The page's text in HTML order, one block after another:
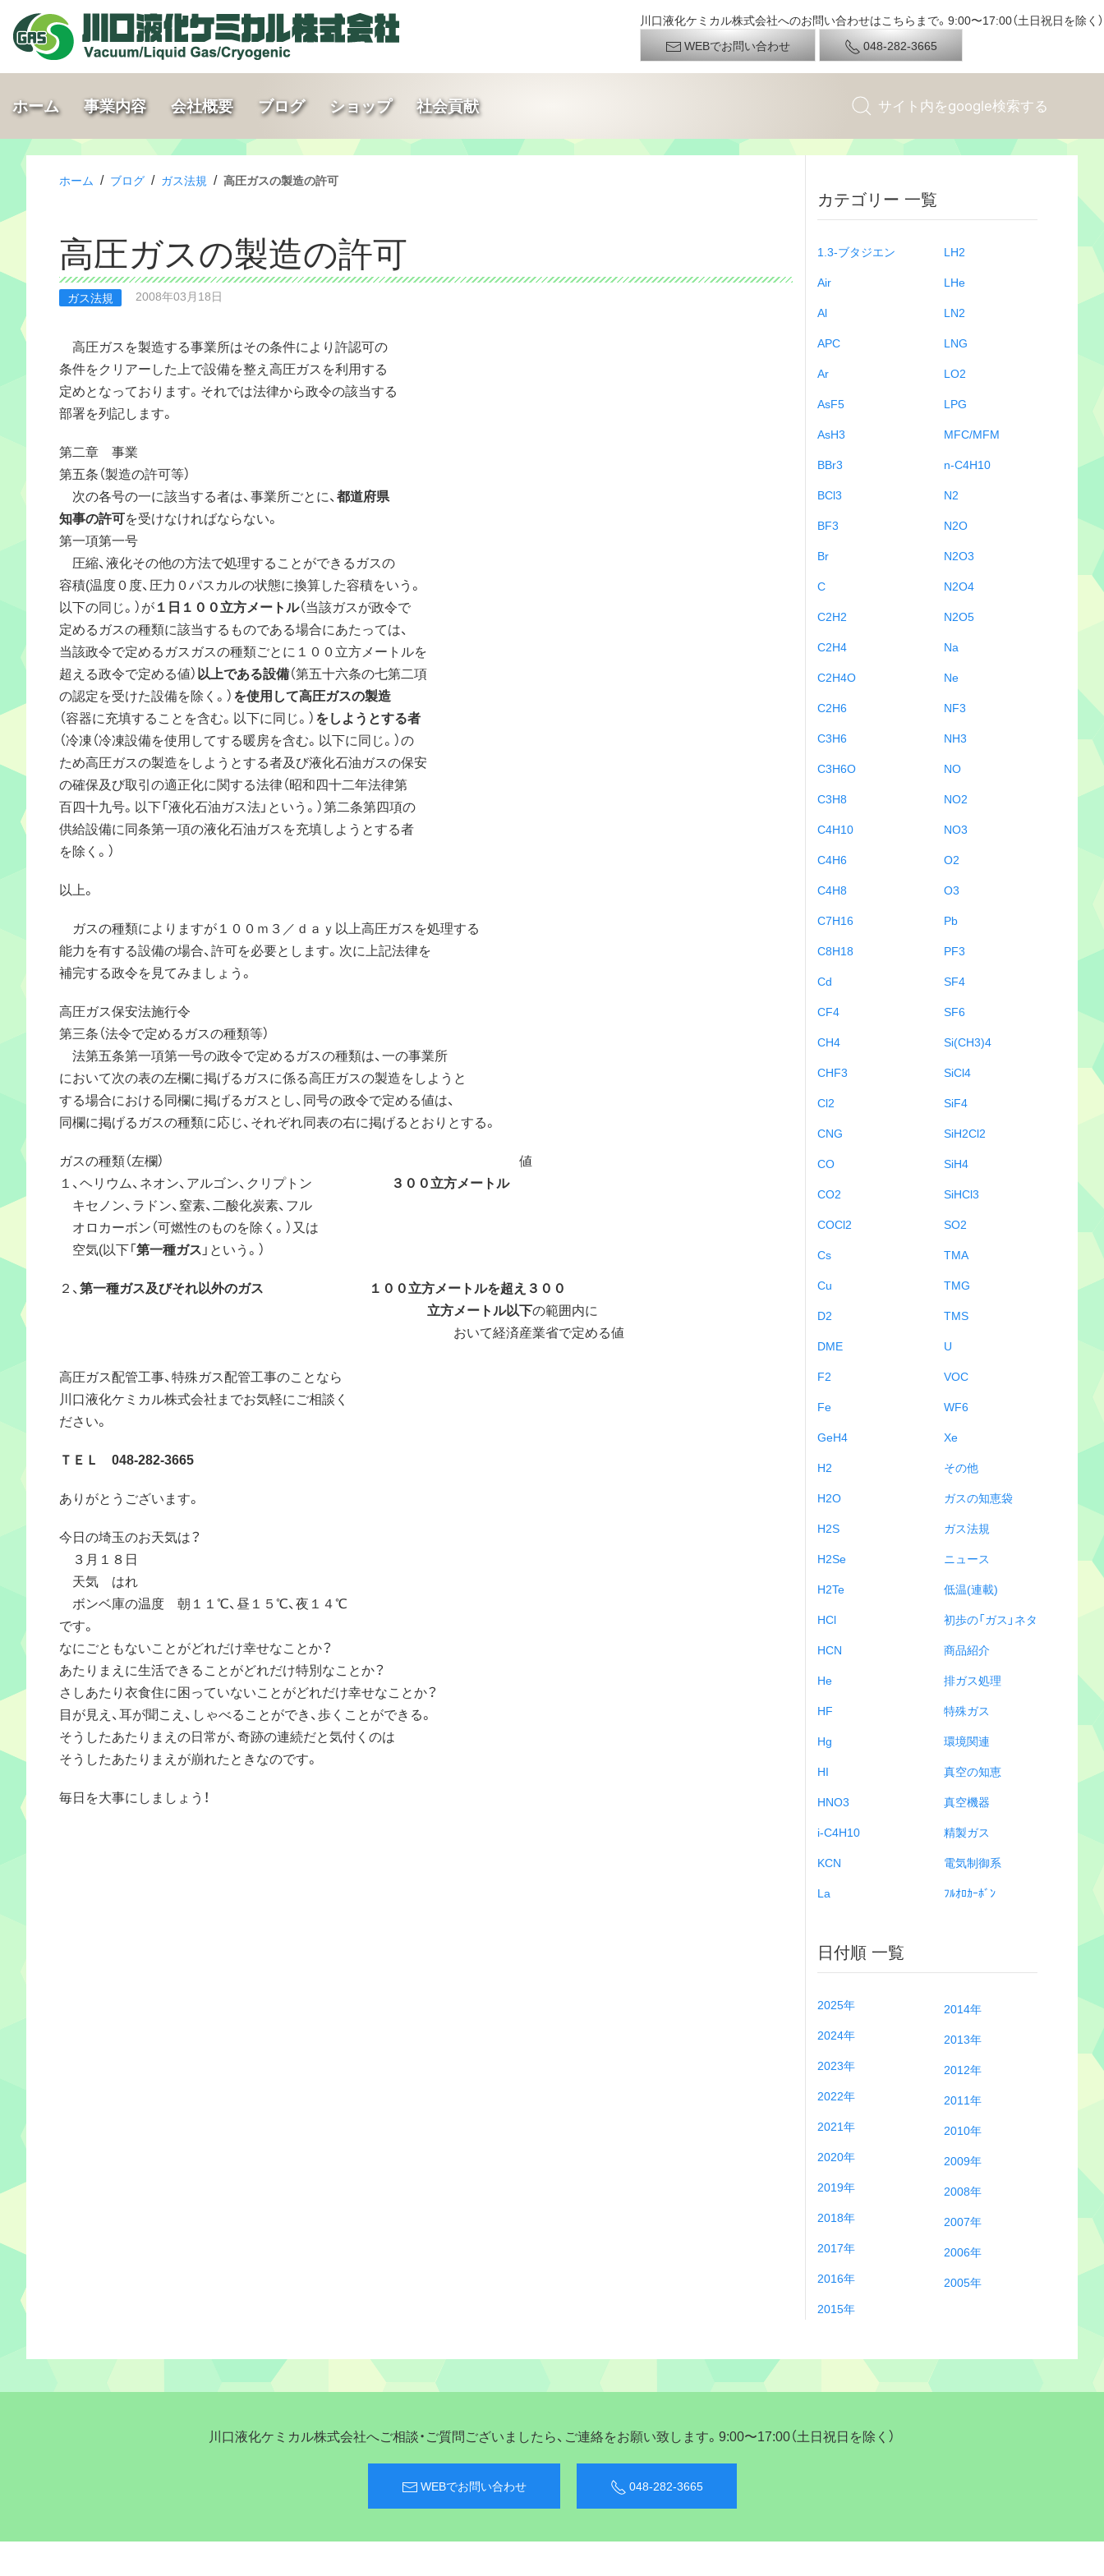
川口液化ケミカル株式会社へのお問い合わせはこちらまで。9:00〜17:00（土日祝日を除く）
WEBでお問い合わせ
048-282-3665
ホーム 事業内容 会社概要 ブログ ショップ 社会貢献
ホーム / ブログ / ガス法規 / 高圧ガスの製造の許可
高圧ガスの製造の許可
ガス法規 2008年03月18日
高圧ガスを製造する事業所はその条件により許認可の
条件をクリアーした上で設備を整え高圧ガスを利用する
定めとなっております。それでは法律から政令の該当する
部署を列記します。
第二章 事業
第五条（製造の許可等）
次の各号の一に該当する者は、事業所ごとに、 都道府県
知事の許可を受けなければならない。
第一項第一号
圧縮、液化その他の方法で処理することができるガスの
容積(温度０度、圧力０パスカルの状態に換算した容積をいう。
以下の同じ。）が１日１００立方メートル（当該ガスが政令で
定めるガスの種類に該当するものである場合にあたっては、
当該政令で定めるガスガスの種類ごとに１００立方メートルを
超える政令で定める値）以上である設備（第五十六条の七第二項
の認定を受けた設備を除く。）を使用して高圧ガスの製造
（容器に充填することを含む。以下に同じ。）をしようとする者
（冷凍（冷凍設備を使用してする暖房を含む。以下に同じ。）の
ため高圧ガスの製造をしようとする者及び液化石油ガスの保安
の確保及び取引の適正化に関する法律（昭和四十二年法律第
百四十九号。以下「液化石油ガス法」という。）第二条第四項の
供給設備に同条第一項の液化石油ガスを充填しようとする者
を除く。）
以上。
ガスの種類によりますが１００ｍ３／ｄａｙ以上高圧ガスを処理する
能力を有する設備の場合、許可を必要とします。次に上記法律を
補完する政令を見てみましょう。
高圧ガス保安法施行令
第三条（法令で定めるガスの種類等）
法第五条第一項第一号の政令で定めるガスの種類は、一の事業所
において次の表の左欄に掲げるガスに係る高圧ガスの製造をしようと
する場合における同欄に掲げるガスとし、同号の政令で定める値は、
同欄に掲げるガスの種類に応じ、それぞれ同表の右に掲げるとおりとする。
ガスの種類（左欄） 値
１、ヘリウム、ネオン、アルゴン、クリプトン
３００立方メートル
キセノン、ラドン、窒素、二酸化炭素、フル
オロカーボン（可燃性のものを除く。）又は
空気(以下「第一種ガス 」という。）
２、 第一種ガス及びそれ以外のガス
１００立方メートルを超え３００
立方メートル以下の範囲内に
おいて経済産業省で定める値
高圧ガス配管工事、特殊ガス配管工事のことなら
川口液化ケミカル株式会社までお気軽にご相談く
ださい。
ＴＥＬ 048-282-3665
ありがとうございます。
今日の埼玉のお天気は？
３月１８日
天気 はれ
ボンベ庫の温度 朝１１℃、昼１５℃、夜１４℃
です。
なにごともないことがどれだけ幸せなことか？
あたりまえに生活できることがどれだけ特別なことか？
さしあたり衣食住に困っていないことがどれだけ幸せなことか？
目が見え、耳が聞こえ、しゃべることができ、歩くことができる。
そうしたあたりまえの日常が、奇跡の連続だと気付くのは
そうしたあたりまえが崩れたときなのです。
毎日を大事にしましょう！
カテゴリー 一覧
1.3-ブタジエン
Air
Al
APC
Ar
AsF5
AsH3
BBr3
BCl3
BF3
Br
C
C2H2
C2H4
C2H4O
C2H6
C3H6
C3H6O
C3H8
C4H10
C4H6
C4H8
C7H16
C8H18
Cd
CF4
CH4
CHF3
Cl2
CNG
CO
CO2
COCl2
Cs
Cu
D2
DME
F2
Fe
GeH4
H2
H2O
H2S
H2Se
H2Te
HCl
HCN
He
HF
Hg
HI
HNO3
i-C4H10
KCN
La
LH2
LHe
LN2
LNG
LO2
LPG
MFC/MFM
n-C4H10
N2
N2O
N2O3
N2O4
N2O5
Na
Ne
NF3
NH3
NO
NO2
NO3
O2
O3
Pb
PF3
SF4
SF6
Si(CH3)4
SiCl4
SiF4
SiH2Cl2
SiH4
SiHCl3
SO2
TMA
TMG
TMS
U
VOC
WF6
Xe
その他
ガスの知恵袋
ガス法規
ニュース
低温(連載)
初歩の「ガス」ネタ
商品紹介
排ガス処理
特殊ガス
環境関連
真空の知恵
真空機器
精製ガス
電気制御系
ﾌﾙｵﾛｶｰﾎﾞﾝ
日付順 一覧
2025年
2024年
2023年
2022年
2021年
2020年
2019年
2018年
2017年
2016年
2015年
2014年
2013年
2012年
2011年
2010年
2009年
2008年
2007年
2006年
2005年
川口液化ケミカル株式会社へご相談・ご質問ございましたら、ご連絡をお願い致します。9:00〜17:00（土日祝日を除く）
WEBでお問い合わせ 048-282-3665